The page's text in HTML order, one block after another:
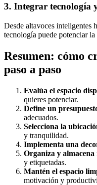
3. Integrar tecnología
Desde altavoces inteligentes
tecnología puede potenciar
Resumen: cómo
paso a paso
Evalúa el espacio
quieres potenciar.
Define un
adecuados.
Selecciona la
y tranquilidad.
Implementa una
Organiza y almacena
y etiquetadas.
Mantén el espacio
motivación y